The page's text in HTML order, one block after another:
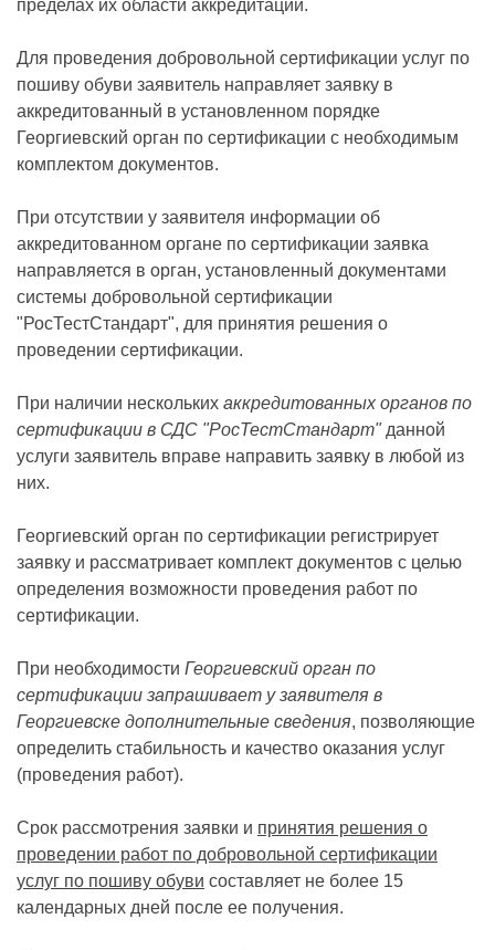
пределах их области аккредитации.
Для проведения добровольной сертификации услуг по
пошиву обуви заявитель направляет заявку в
аккредитованный в установленном порядке
Георгиевский орган по сертификации с необходимым
комплектом документов.
При отсутствии у заявителя информации об
аккредитованном органе по сертификации заявка
направляется в орган, установленный документами
системы добровольной сертификации
"РосТестСтандарт", для принятия решения о
проведении сертификации.
При наличии нескольких аккредитованных органов по
сертификации в СДС "РосТестСтандарт"данной
услуги заявитель вправе направить заявку в любой из
них.
Георгиевский орган по сертификации регистрирует
заявку и рассматривает комплект документов с целью
определения возможности проведения работ по
сертификации.
При необходимости Георгиевский орган по
сертификации запрашивает у заявителя в
Георгиевске дополнительные сведения, позволяющие
определить стабильность и качество оказания услуг
(проведения работ).
Срок рассмотрения заявки и принятия решения о
проведении работ по добровольной сертификации
услуг по пошиву обуви составляет не более 15
календарных дней после ее получения.